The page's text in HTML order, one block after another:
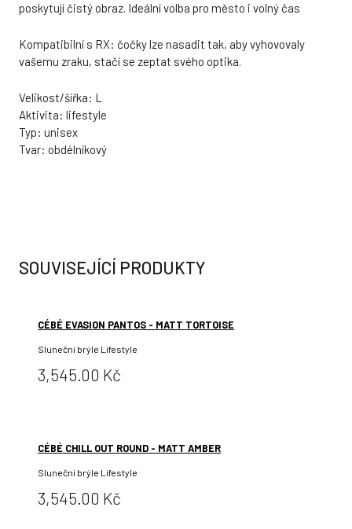
poskytují čistý obraz. Ideální volba pro město i volný čas
Kompatibilní s RX: čočky lze nasadit tak, aby vyhovovaly
vašemu zraku, stačí se zeptat svého optika.
Velikost/šířka: L
Aktivita: lifestyle
Typ: unisex
Tvar: obdélníkový
SOUVISEJÍCÍ PRODUKTY
CÉBÉ EVASION PANTOS - MATT TORTOISE
Sluneční brýle Lifestyle
Cena:
3,545.00 Kč
CÉBÉ CHILL OUT ROUND - MATT AMBER
Sluneční brýle Lifestyle
Cena:
3,545.00 Kč